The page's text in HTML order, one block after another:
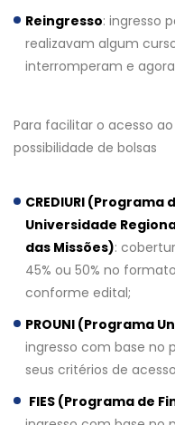
Reingresso: ingresso
realizavam algum
interromperam e
Para facilitar o acesso
possibilidade de bolsas
CREDIURI
Universidade
das Missões):
45% ou 50% no
conforme edital;
PROUNI (Programa
ingresso com base no
seus critérios de
FIES (Programa de